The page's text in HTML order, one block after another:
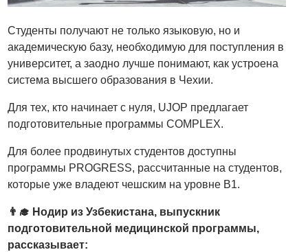
Студенты получают не только языковую, но и
академическую базу, необходимую для поступления в
университет, а заодно лучше понимают, как устроена
система высшего образования в Чехии.
Для тех, кто начинает с нуля, UJOP предлагает
подготовительные программы COMPLEX.
Для более продвинутых студентов доступны
программы PROGRESS, рассчитанные на студентов,
которые уже владеют чешским на уровне B1.
👨‍🎓 Нодир из Узбекистана, выпускник
подготовительной медицинской программы,
рассказывает: